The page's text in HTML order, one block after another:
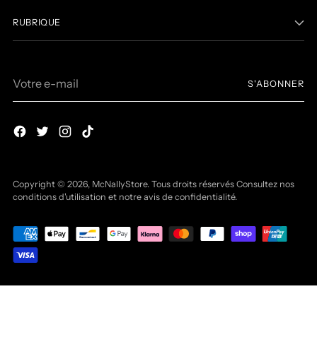
RUBRIQUE
e-
S'ABONNER
Copyright © 2026, McNallyStore. Tous droits réservés Consultez nos
conditions d'utilisation et notre avis de confidentialité.